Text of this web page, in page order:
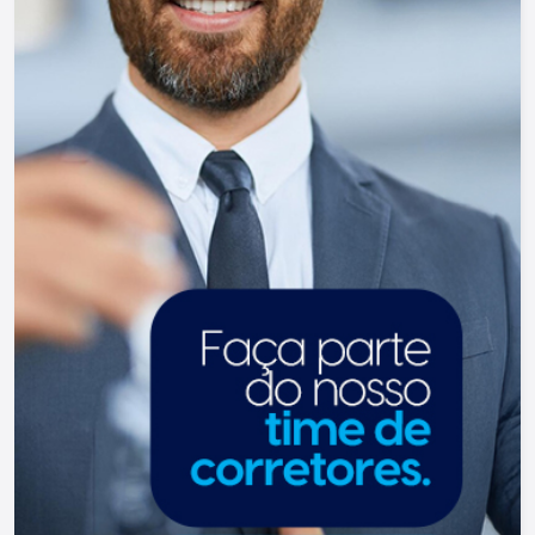
da atualidade. Temos mais de 140 funcionários e
parceiros de negócios e ao longo da nossa
caminhada já administramos mais de 20.000
locações e realizamos mais de 3.000 vendas de
imóveis. Temos o maior inventário de cadastros
de imóveis de Ribeirão Preto e região com mais
de 20.000 opções, em todos os cantos da
cidade, para todos os padrões e para todos os
gostos de nossos clientes. Se você deseja
comprar, alugar ou negociar seu próprio imóvel,
nós somos a imobiliária certa, porque para a Lago
o que vale é o relacionamento, portanto, venha
tomar um café conosco em uma de nossas três
lojas: Lago Vendas - Av. Presidente Vargas, 407,
Lago Locação - Rua Barão do Amazonas, 1700 e
Lago Administrativo/Cadastro - Rua Altino
Arantes, 644.